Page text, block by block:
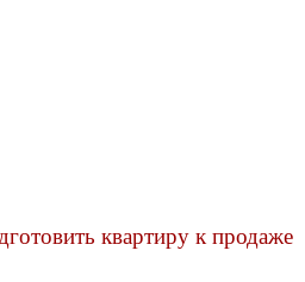
квартиру к продаже